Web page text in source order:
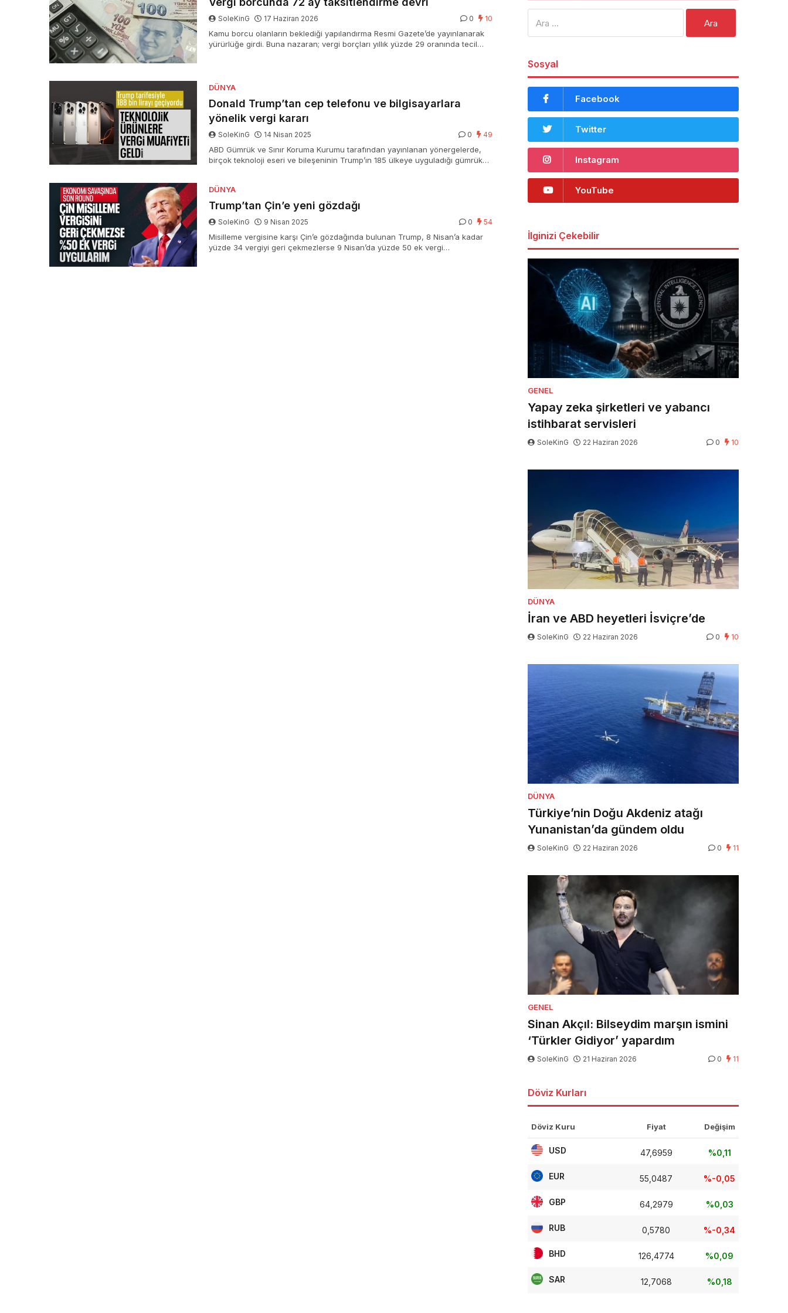
SoleKinG 17 Haziran 2026 0 10
Kamu borcu olanların beklediği yapılandırma Resmi Gazete’de yayınlanarak
yürürlüğe girdi. Buna nazaran; vergi borçları yıllık yüzde 29 oranında tecil
DÜNYA
Donald Trump’tan cep telefonu ve bilgisayarlara
yönelik vergi kararı
SoleKinG 14 Nisan 2025 0 49
ABD Gümrük ve Sınır Koruma Kurumu tarafından yayınlanan yönergelerde,
birçok teknoloji eseri ve bileşeninin Trump’ın 185 ülkeye uyguladığı gümrük
DÜNYA
Trump’tan Çin’e yeni gözdağı
SoleKinG 9 Nisan 2025 0 54
Misilleme vergisine karşı Çin’e gözdağında bulunan Trump, 8 Nisan’a kadar
yüzde 34 vergiyi geri çekmezlerse 9 Nisan’da yüzde 50 ek vergi
Sosyal
Facebook
Twitter
Instagram
YouTube
İlginizi Çekebilir
GENEL
Yapay zeka şirketleri ve yabancı
istihbarat servisleri
SoleKinG 22 Haziran 2026 0 10
DÜNYA
İran ve ABD heyetleri İsviçre’de
SoleKinG 22 Haziran 2026 0 10
DÜNYA
Türkiye’nin Doğu Akdeniz atağı
Yunanistan’da gündem oldu
SoleKinG 22 Haziran 2026 0 11
GENEL
Sinan Akçıl: Bilseydim marşın ismini
‘Türkler Gidiyor’ yapardım
SoleKinG 21 Haziran 2026 0 11
Döviz Kurları
Döviz Kuru Fiyat Değişim
USD 47,6959 %0,11
EUR 55,0487 %-0,05
GBP 64,2979 %0,03
RUB 0,5780 %-0,34
BHD 126,4774 %0,09
SAR 12,7068 %0,18